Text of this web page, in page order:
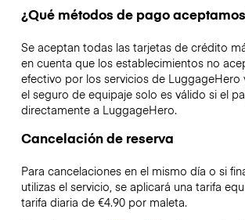
¿Qué métodos de pago
Se aceptan todas las tarjetas de crédito
en cuenta que los establecimientos no
efectivo por los servicios de LuggageHero
el seguro de equipaje solo es válido si el
directamente a LuggageHero.
Cancelación de reserva
Para cancelaciones en el mismo día o si
utilizas el servicio, se aplicará una tarifa
tarifa diaria de €4.90 por maleta.